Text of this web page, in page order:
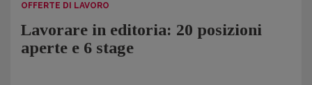
OFFERTE DI LAVORO
Lavorare in editoria: 20 posizioni
aperte e 6 stage